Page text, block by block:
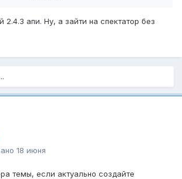
его фрейм становится тусклым
взять в фокус кликом по фрейму
2.4.3 апи. Ну, а зайти на спектатор без
18 июня
темы, если актуально создайте